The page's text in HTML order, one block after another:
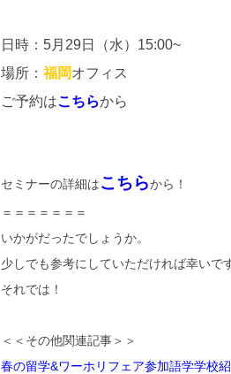
日時：5月29日（水）15:00~
場所：福岡オフィス
ご予約はこちらから
セミナーの詳細はこちらから！
＝＝＝＝＝＝＝
いかがだったでしょうか。
少しでも参考にしていただければ幸いです
それでは！
＜＜その他関連記事＞＞
春の留学&ワーホリフェア参加語学学校